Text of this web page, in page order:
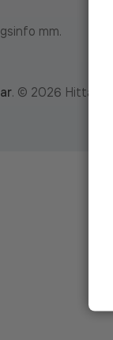
mm.
. © 2026 Hitta.se